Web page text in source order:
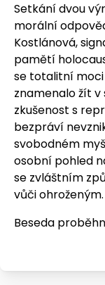
Setkání dvou
morální
Kostlánová,
pamětí
se totalitní
znamenalo žít
zkušenost s
bezpráví
svobodném
osobní pohled
se zvláštním
vůči ohroženým.
Beseda